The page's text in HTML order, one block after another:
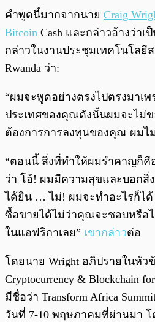
คำพูดนี้มากจากนาย Craig
Bitcoin Cash และกล่าวอ้างว่าเ
กล่าวในงานประชุมเทคโนโลยี
Rwanda ว่า:
“ผมจะพูดอย่างตรงไปตรงมาเ
ประเทศของคุณดังนั้นผมจะไม่ข
ต้องการการลงทุนของคุณ ผมไ
“ตอนนี้ สิ่งที่ทำให้ผมรำคาญก็คื
ว่า โอ้! ผมมีความสุขและบอกสิ่
ได้ยิน … ไม่! ผมจะทำอะไรก็ไ
ซื้อขายได้ไม่ว่าคุณจะชอบหรือ
ในแอฟริกาเลย” เขากล่าวต่อ
โดยนาย Wright อภิปรายในหัวข้
Cryptocurrency & Blockchain
มีชื่อว่า Transform Africa
วันที่ 7-10 พฤษภาคมที่ผ่านมา